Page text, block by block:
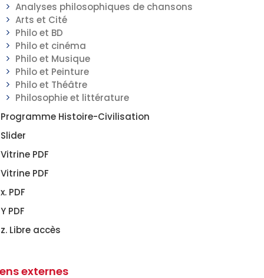
Analyses philosophiques de chansons
Arts et Cité
Philo et BD
Philo et cinéma
Philo et Musique
Philo et Peinture
Philo et Théâtre
Philosophie et littérature
Programme Histoire-Civilisation
Slider
Vitrine PDF
Vitrine PDF
x. PDF
Y PDF
z. Libre accès
externes